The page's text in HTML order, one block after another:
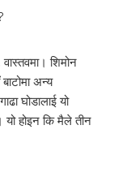
शिमोन
अन्य
घोडालाई यो
यो होइन कि मैले तीन